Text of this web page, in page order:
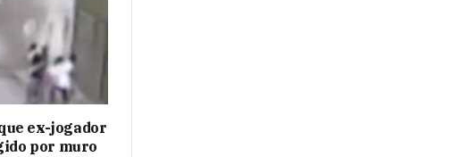
ex-jogador
por muro